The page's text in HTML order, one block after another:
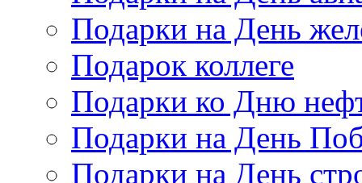
Подарки на День
Подарок коллеге
Подарки ко Дню
Подарки на День
Подарки на День